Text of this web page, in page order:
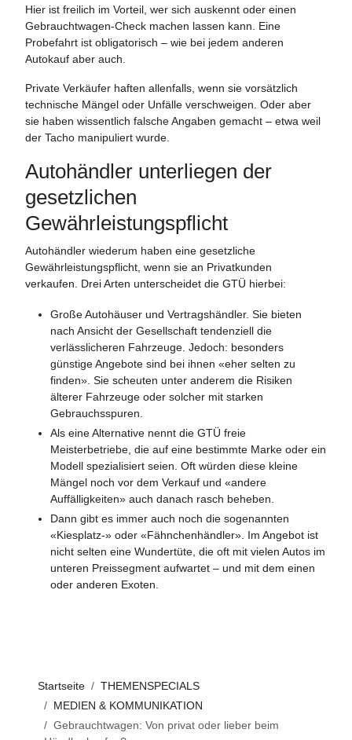
Hier ist freilich im Vorteil, wer sich auskennt oder einen
Gebrauchtwagen-Check machen lassen kann. Eine
Probefahrt ist obligatorisch – wie bei jedem anderen
Autokauf aber auch.
Private Verkäufer haften allenfalls, wenn sie vorsätzlich
technische Mängel oder Unfälle verschweigen. Oder aber
sie haben wissentlich falsche Angaben gemacht – etwa weil
der Tacho manipuliert wurde.
Autohändler unterliegen der
gesetzlichen
Gewährleistungspflicht
Autohändler wiederum haben eine gesetzliche
Gewährleistungspflicht, wenn sie an Privatkunden
verkaufen. Drei Arten unterscheidet die GTÜ hierbei:
Große Autohäuser und Vertragshändler. Sie bieten
nach Ansicht der Gesellschaft tendenziell die
verlässlicheren Fahrzeuge. Jedoch: besonders
günstige Angebote sind bei ihnen «eher selten zu
finden». Sie scheuten unter anderem die Risiken
älterer Fahrzeuge oder solcher mit starken
Gebrauchsspuren.
Als eine Alternative nennt die GTÜ freie
Meisterbetriebe, die auf eine bestimmte Marke oder ein
Modell spezialisiert seien. Oft würden diese kleine
Mängel noch vor dem Verkauf und «andere
Auffälligkeiten» auch danach rasch beheben.
Dann gibt es immer auch noch die sogenannten
«Kiesplatz-» oder «Fähnchenhändler». Im Angebot ist
nicht selten eine Wundertüte, die oft mit vielen Autos im
unteren Preissegment aufwartet – und mit dem einen
oder anderen Exoten.
Startseite
THEMENSPECIALS
MEDIEN & KOMMUNIKATION
Gebrauchtwagen: Von privat oder lieber beim